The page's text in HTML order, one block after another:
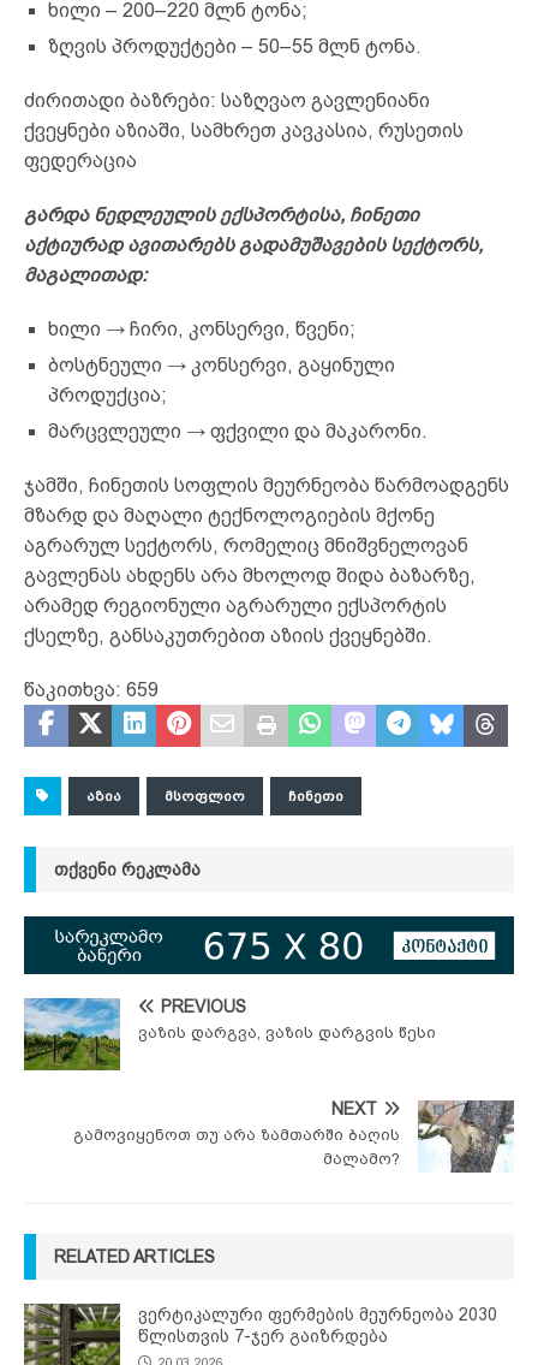
ხილი – 200–220 მლნ ტონა;
ზღვის პროდუქტები – 50–55 მლნ ტონა.
ძირითადი ბაზრები: საზღვაო გავლენიანი
ქვეყნები აზიაში, სამხრეთ კავკასია, რუსეთის
ფედერაცია
გარდა ნედლეულის ექსპორტისა, ჩინეთი
აქტიურად ავითარებს გადამუშავების სექტორს,
მაგალითად:
ხილი → ჩირი, კონსერვი, წვენი;
ბოსტნეული → კონსერვი, გაყინული
პროდუქცია;
მარცვლეული → ფქვილი და მაკარონი.
ჯამში, ჩინეთის სოფლის მეურნეობა წარმოადგენს
მზარდ და მაღალი ტექნოლოგიების მქონე
აგრარულ სექტორს, რომელიც მნიშვნელოვან
გავლენას ახდენს არა მხოლოდ შიდა ბაზარზე,
არამედ რეგიონული აგრარული ექსპორტის
ქსელზე, განსაკუთრებით აზიის ქვეყნებში.
წაკითხვა: 659
ᲐᲖᲘᲐ ᲛᲡᲝᲤᲚᲘᲝ ᲩᲘᲜᲔᲗᲘ
ᲗᲥᲕᲔᲜᲘ ᲠᲔᲙᲚᲐᲛᲐ
PREVIOUS
ვაზის დარგვა, ვაზის დარგვის წესი
NEXT
გამოვიყენოთ თუ არა ზამთარში ბაღის
მალამო?
RELATED ARTICLES
ვერტიკალური ფერმების მეურნეობა 2030
წლისთვის 7-ჯერ გაიზრდება